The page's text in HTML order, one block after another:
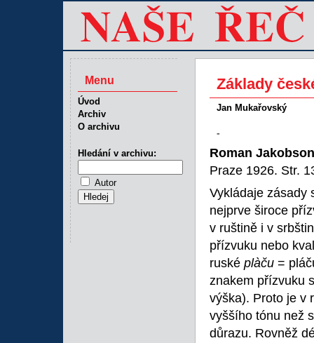
Základy
Jan Mukařovský
-
Roman Jakobson
Praze 1926. Str.
Vykládaje zásady
nejprve široce
v ruštině i v
přízvuku nebo
ruské plàču =
znakem přízvuku
výška). Proto je v
vyššího tónu než
důrazu. Rovněž
Menu
Úvod
Archiv
O archivu
Hledání v archivu:
Autor